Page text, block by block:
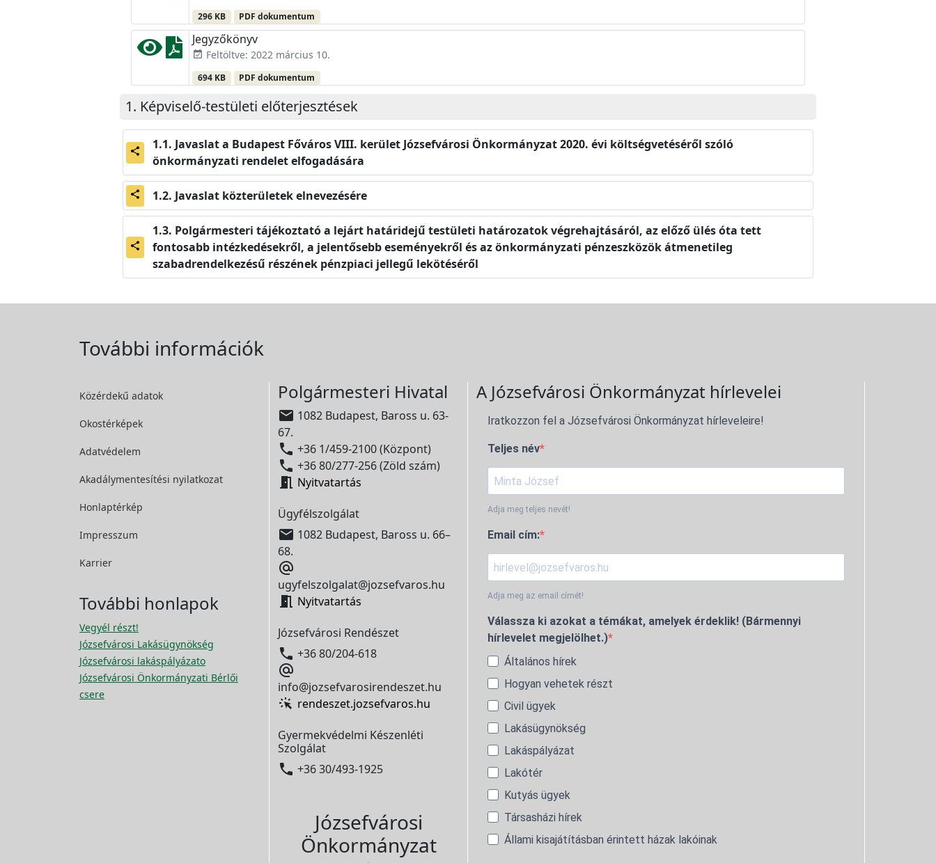
296 KB PDF dokumentum
Jegyzőkönyv
event_available Feltöltve: 2022 március 10.
694 KB PDF dokumentum
Képviselő-testületi előterjesztések
share
Javaslat a Budapest Főváros VIII. kerület Józsefvárosi Önkormányzat 2020. évi költségvetéséről szóló
önkormányzati rendelet elfogadására
share Javaslat közterületek elnevezésére
share
Polgármesteri tájékoztató a lejárt határidejű testületi határozatok végrehajtásáról, az előző ülés óta tett
fontosabb intézkedésekről, a jelentősebb eseményekről és az önkormányzati pénzeszközök átmenetileg
szabadrendelkezésű részének pénzpiaci jellegű lekötéséről
További információk
Közérdekű adatok
Okostérképek
Adatvédelem
Akadálymentesítési nyilatkozat
Honlaptérkép
Impresszum
Karrier
További honlapok
Vegyél részt!
Józsefvárosi Lakásügynökség
Józsefvárosi lakáspályázato
Józsefvárosi Önkormányzati Bérlői
csere
Polgármesteri Hivatal
 1082 Budapest, Baross u. 63-
67.
 +36 1/459-2100 (Központ)
 +36 80/277-256 (Zöld szám)
 Nyitvatartás
Ügyfélszolgálat
 1082 Budapest, Baross u. 66–
68.

ugyfelszolgalat@jozsefvaros.hu
 Nyitvatartás
Józsefvárosi Rendészet
 +36 80/204-618

info@jozsefvarosirendeszet.hu
rendeszet.jozsefvaros.hu
Gyermekvédelmi Készenléti
Szolgálat
 +36 30/493-1925
Józsefvárosi
Önkormányzat
A Józsefvárosi Önkormányzat hírlevelei
Iratkozzon fel a Józsefvárosi Önkormányzat hírleveleire!
Teljes név
Adja meg teljes nevét!
Email cím:
Adja meg az email címét!
Válassza ki azokat a témákat, amelyek érdeklik! (Bármennyi
hírlevelet megjelölhet.)
Általános hírek
Hogyan vehetek részt
Civil ügyek
Lakásügynökség
Lakáspályázat
Lakótér
Kutyás ügyek
Társasházi hírek
Állami kisajátításban érintett házak lakóinak